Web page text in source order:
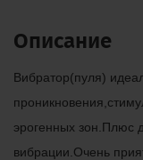
Описание
Вибратор(пуля)
эрогенных зон.Плюс
вибрации.Очень